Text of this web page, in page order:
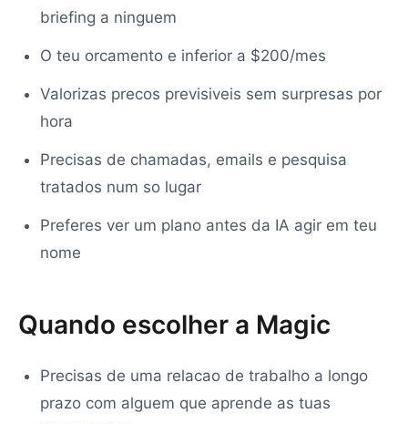
briefing a ninguem
O teu orcamento e inferior a $200/mes
Valorizas precos previsiveis sem surpresas por
hora
Precisas de chamadas, emails e pesquisa
tratados num so lugar
Preferes ver um plano antes da IA agir em teu
nome
Quando escolher a Magic
Precisas de uma relacao de trabalho a longo
prazo com alguem que aprende as tuas